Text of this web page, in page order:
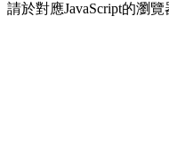
請於對應JavaScript的瀏覽